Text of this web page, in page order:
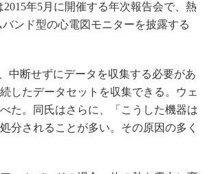
年5月に開催する年次報告会で、熱
ンド型の心電図モニターを披露する
中断せずにデータを収集する必要があ
したデータセットを収集できる。ウェ
た。同氏はさらに、「こうした機器は
分されることが多い。その原因の多く